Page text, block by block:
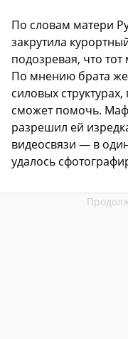
По словам матери
закрутила
подозревая, что
По мнению брата
силовых
сможет помочь.
разрешил ей
видеосвязи — в
удалось